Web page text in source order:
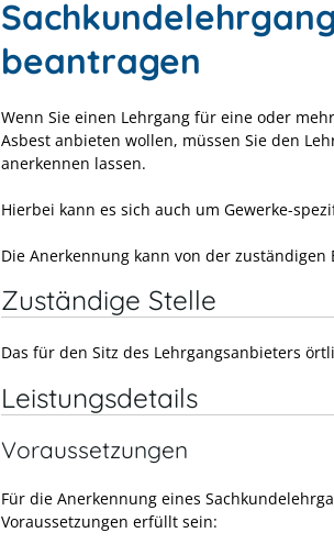
beantragen
Wenn Sie einen Lehrgang für eine oder
Asbest anbieten wollen, müssen Sie den
anerkennen lassen.
Hierbei kann es sich auch um Gewerke-
Die Anerkennung kann von der
Zuständige Stelle
Das für den Sitz des Lehrgangsanbieters
Leistungsdetails
Voraussetzungen
Für die Anerkennung eines
Voraussetzungen erfüllt sein: